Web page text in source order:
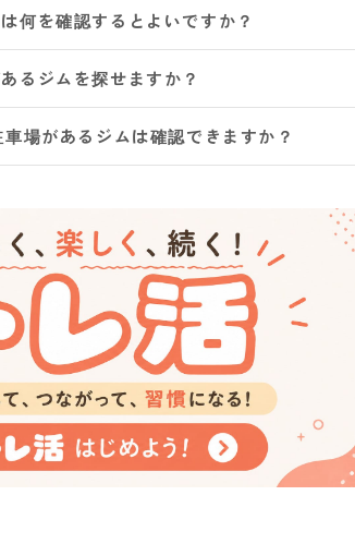
何を確認するとよいですか？
るジムを探せますか？
場があるジムは確認できますか？